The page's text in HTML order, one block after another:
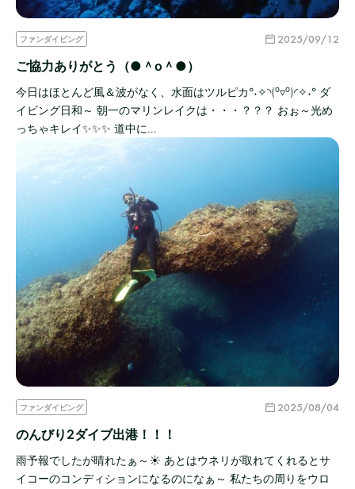
ファンダイビング 2025/09/12
ご協力ありがとう（●＾o＾●）
今日はほとんど風＆波がなく、水面はツルピカ°˖✧◝(⁰▿⁰)◜✧˖° ダ
イビング日和～ 朝一のマリンレイクは・・・？？？ おぉ～光め
っちゃキレイ✨✨✨ 道中に…
ファンダイビング 2025/08/04
のんびり2ダイブ出港！！！
雨予報でしたが晴れたぁ～☀ あとはウネリが取れてくれるとサ
イコーのコンディションになるのになぁ～ 私たちの周りをウロ